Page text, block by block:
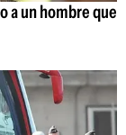
a un hombre que